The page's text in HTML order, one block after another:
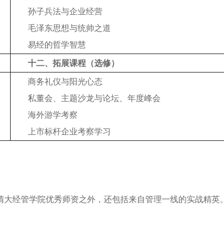
孙子兵法与企业经营
毛泽东思想与统帅之道
易经的哲学智慧
十二、拓展课程（选修）
商务礼仪与阳光心态
私董会、主题沙龙与论坛、年度峰会
海外游学考察
上市标杆企业考察学习
经管学院优秀师资之外，还包括来自管理一线的实战精英。